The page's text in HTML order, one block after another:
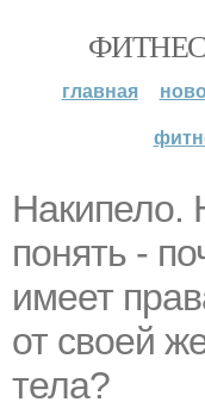
главная
Накипело.
понять -
имеет
от своей
тела?